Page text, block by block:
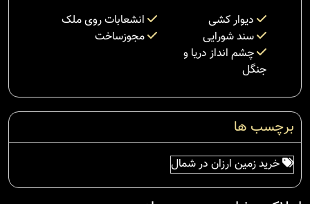
دیوار کشی
انشعابات روی ملک
سند شورایی
مجوزساخت
چشم انداز دریا و
جنگل
برچسب ها
خرید زمین ارزان در شمال